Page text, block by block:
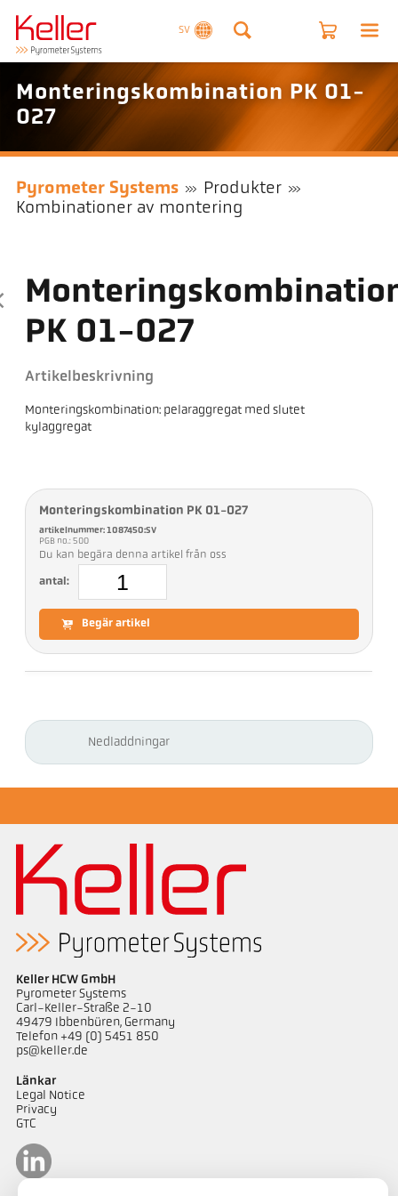
SV
Monteringskombination PK 01-
027
Pyrometer Systems
Produkter
Kombinationer av montering
PK 01-027
Artikelbeskrivning
Monteringskombination: pelaraggregat med slutet
kylaggregat
Monteringskombination PK 01-027
artikelnummer: 1087450:SV
PGB no.: 500
Du kan begära denna artikel från oss
antal:
Begär artikel
Nedladdningar
Keller HCW GmbH
Pyrometer Systems
Carl-Keller-Straße 2-10
49479 Ibbenbüren, Germany
Telefon +49 (0) 5451 850
ps@keller.de
Länkar
Legal Notice
Privacy
GTC